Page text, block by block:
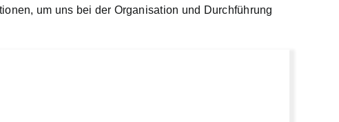
um uns bei der Organisation und Durchführung